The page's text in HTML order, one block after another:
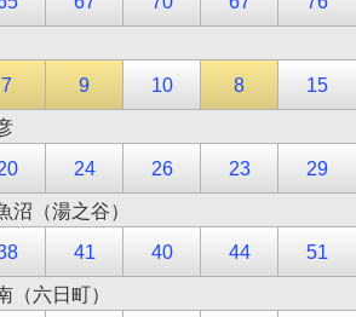
7 9 10 8 15
24 26 23 29
沼（湯之谷）
41 40 44 51
（六日町）